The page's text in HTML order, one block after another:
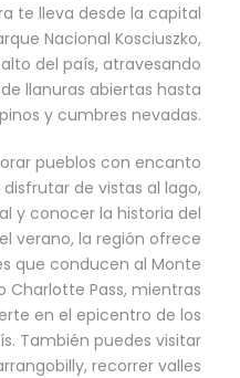
te lleva desde la capital
Nacional Kosciuszko,
del país, atravesando
llanuras abiertas hasta
y cumbres nevadas.
pueblos con encanto
de vistas al lago,
y conocer la historia del
verano, la región ofrece
que conducen al Monte
Charlotte Pass, mientras
en el epicentro de los
También puedes visitar
recorrer valles